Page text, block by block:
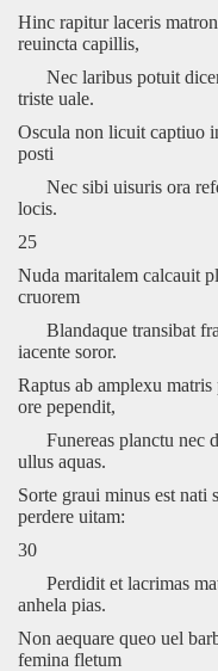
Hinc rapitur laceris
reuincta capillis,
Nec laribus potuit
triste uale.
Oscula non licuit captiuo
posti
Nec sibi uisuris ora
locis.
25
Nuda maritalem calcauit
cruorem
Blandaque transibat
iacente soror.
Raptus ab amplexu matris
ore pependit,
Funereas planctu nec
ullus aquas.
Sorte graui minus est nati
perdere uitam:
30
Perdidit et lacrimas
anhela pias.
Non aequare queo uel
femina fletum